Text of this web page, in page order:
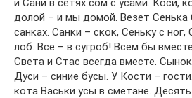
долой – и мы домой. Везет Сенька
санках. Санки – скок, Сеньку с ног,
лоб. Все – в сугроб! Всем бы
Света и Стас всегда вместе.
Дуси – синие бусы. У Кости –
кота Васьки усы в сметане.